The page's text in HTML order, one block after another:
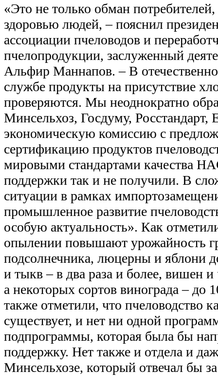
«Это не только обман
здоровью людей, – пояснил
ассоциации пчеловодов и
пчелопродукции, заслуженный
Альфир Маннапов. – В
службе продукты на присутствие
проверяются. Мы неоднократно
Минсельхоз, Госдуму, Росстандарт,
экономическую комиссию с
сертификацию продуктов
мировыми стандартами качества
поддержки так и не получили. В
ситуации в рамках
промышленное развитие
особую актуальность». Как
опылении повышают урожайность
подсолнечника, люцерны и яблони
и тыкв – в два раза и более, вишен
а некоторых сортов винограда – до
также отметили, что пчеловодство
существует, и нет ни одной
подпрограммы, которая была бы
поддержку. Нет также и отдела и
Минсельхозе, который отвечал бы